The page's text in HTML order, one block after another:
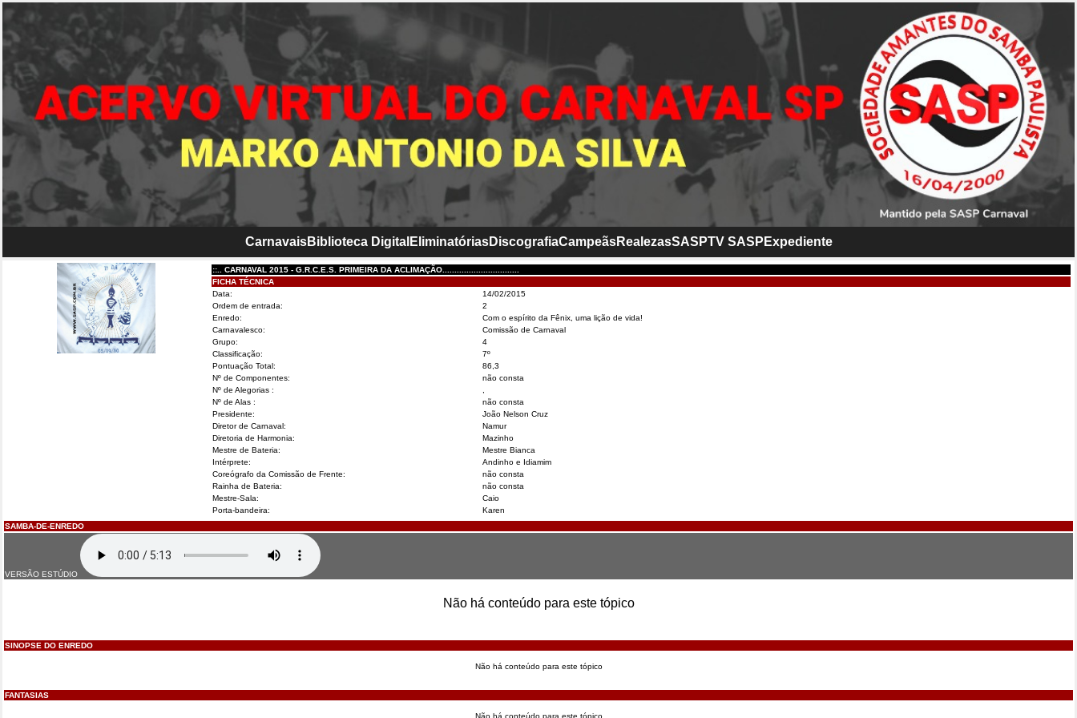
CarnavaisBiblioteca Digital EliminatóriasDiscografiaCampeãsRealezasSASPTV SASP Expediente
::.. CARNAVAL 2015 - G.R.C.E.S. PRIMEIRA DA ACLIMAÇÃO................................
FICHA TÉCNICA
Data:
14/02/2015
Ordem de entrada:
2
Enredo:
Com o espírito da Fênix, uma lição de vida!
Carnavalesco:
Comissão de Carnaval
Grupo:
4
Classificação:
7º
Pontuação Total:
86,3
Nº de Componentes:
não consta
Nº de Alegorias :
Nº de Alas :
não consta
Presidente:
João Nelson Cruz
Diretor de Carnaval:
Namur
Diretoria de Harmonia:
Mazinho
Mestre de Bateria:
Mestre Bianca
Intérprete:
Andinho e Idiamim
Coreógrafo da Comissão de Frente:
não consta
Rainha de Bateria:
não consta
Mestre-Sala:
Caio
Porta-bandeira:
Karen
SAMBA-DE-ENREDO
VERSÃO ESTÚDIO
Não há conteúdo para este tópico
SINOPSE DO ENREDO
Não há conteúdo para este tópico
FANTASIAS
Não há conteúdo para este tópico